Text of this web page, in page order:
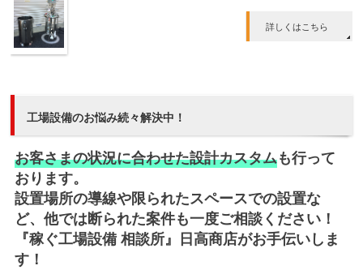
詳しくはこちら
工場設備のお悩み続々解決中！
お客さまの状況に合わせた設計カスタムも行って
おります。
設置場所の導線や限られたスペースでの設置な
ど、他では断られた案件も一度ご相談ください！
『稼ぐ工場設備 相談所』日高商店がお手伝いしま
す！